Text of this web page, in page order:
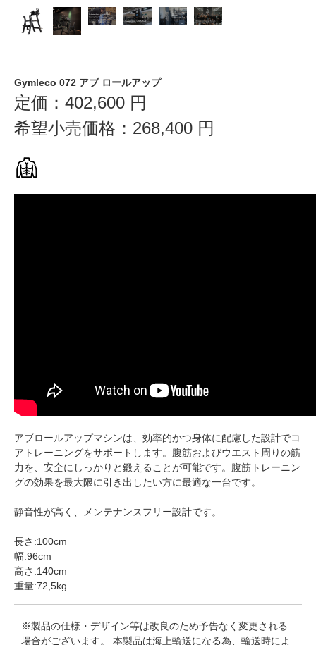
Gymleco 072 アブ ロールアップ
定価： 402,600 円
希望小売価格： 268,400 円
アブロールアップマシンは、効率的かつ身体に配慮した設計でコ
アトレーニングをサポートします。腹筋およびウエスト周りの筋
力を、安全にしっかりと鍛えることが可能です。腹筋トレーニン
グの効果を最大限に引き出したい方に最適な一台です。
静音性が高く、メンテナンスフリー設計です。
長さ:100cm
幅:96cm
高さ:140cm
重量:72,5kg
※製品の仕様・デザイン等は改良のため予告なく変更される
場合がございます。 本製品は海上輸送になる為、輸送時によ